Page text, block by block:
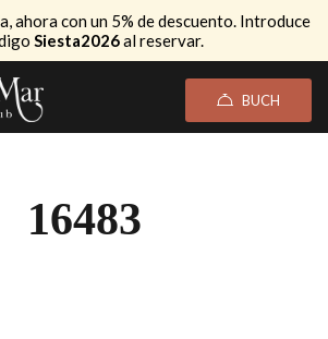
ahora con un 5% de descuento. Introduce
Siesta2026al reservar.
BUCH
16483